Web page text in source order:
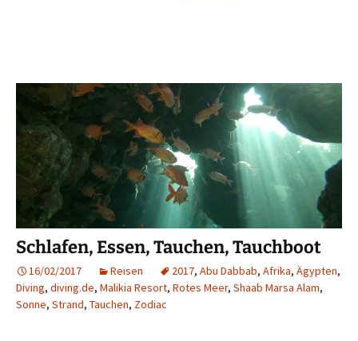
Schlafen, Essen, Tauchen, Tauchboot
16/02/2017 Reisen 2017, Abu Dabbab, Afrika, Ägypten,
Diving, diving.de, Malikia Resort, Rotes Meer, Shaab Marsa Alam,
Sonne, Strand, Tauchen, Zodiac